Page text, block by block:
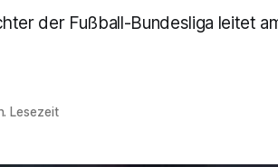
der Fußball-Bundesliga leitet
Lesezeit